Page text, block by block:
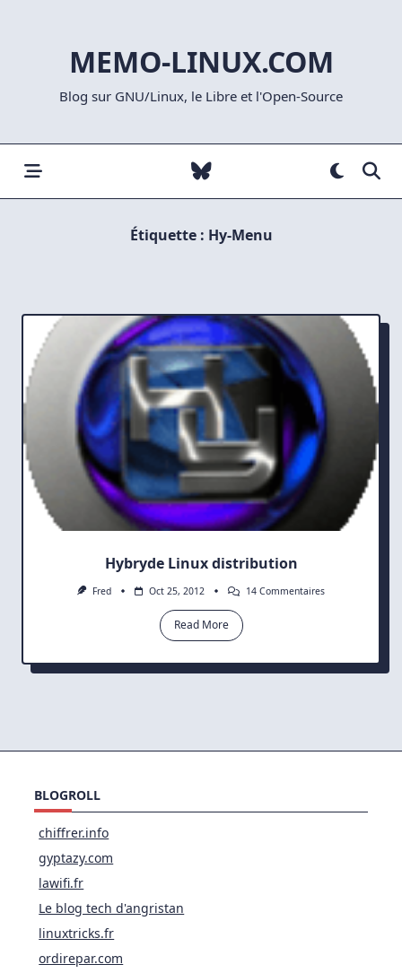
MEMO-LINUX.COM
Blog sur GNU/Linux, le Libre et l'Open-Source
Étiquette : Hy-Menu
Hybryde Linux distribution
Fred Oct 25, 2012 14 CommentairesSur
Read More
BLOGROLL
chiffrer.info
gyptazy.com
lawifi.fr
Le blog tech d'angristan
linuxtricks.fr
ordirepar.com